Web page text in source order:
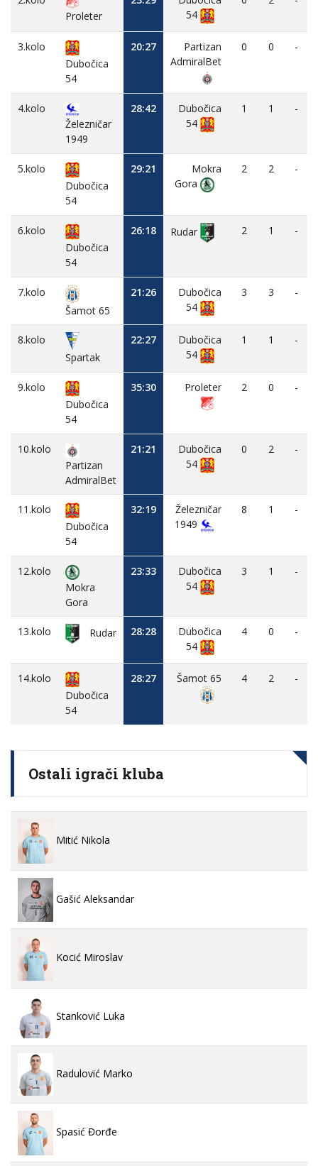
Proleter
54
3.kolo
Dubočica
54
20:27
Partizan
AdmiralBet
0 0 -
4.kolo
Železničar
1949
28:42
Dubočica
54
1 1 -
5.kolo
Dubočica
54
29:21
Mokra
Gora
2 2 -
6.kolo
Dubočica
54
26:18 Rudar 2 1 -
7.kolo
Šamot 65
21:26
Dubočica
54
3 3 -
8.kolo
Spartak
22:27
Dubočica
54
1 1 -
9.kolo
Dubočica
54
35:30 Proleter 2 0 -
10.kolo
Partizan
AdmiralBet
21:21
Dubočica
54
0 2 -
11.kolo
Dubočica
54
32:19
Železničar
1949
8 1 -
12.kolo
Mokra
Gora
23:33
Dubočica
54
3 1 -
13.kolo Rudar 28:28
Dubočica
54
4 0 -
14.kolo
Dubočica
54
28:27 Šamot 65 4 2 -
Ostali igrači kluba
Mitić Nikola
Gašić Aleksandar
Kocić Miroslav
Stanković Luka
Radulović Marko
Spasić Đorđe